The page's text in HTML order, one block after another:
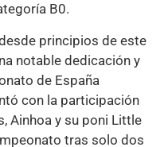
B0.
principios de este
notable dedicación y
de España
con la participación
Ainhoa y su poni Little
tras solo dos